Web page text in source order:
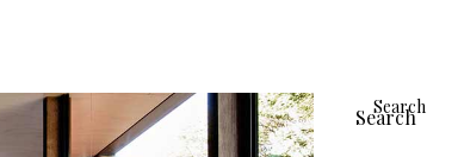
Search
Search